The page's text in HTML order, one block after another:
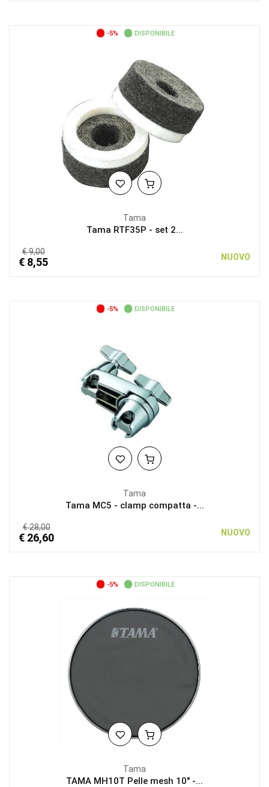
-5% DISPONIBILE
Tama
Tama RTF35P - set 2...
€ 9,00
€ 8,55 NUOVO
-5% DISPONIBILE
Tama
Tama MC5 - clamp compatta -...
€ 28,00
€ 26,60 NUOVO
-5% DISPONIBILE
Tama
TAMA MH10T Pelle mesh 10" -...